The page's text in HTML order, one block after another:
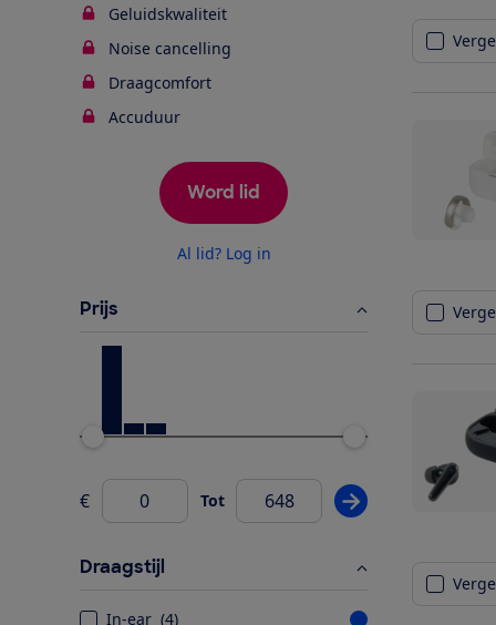
Geluidskwaliteit
Noise cancelling
Draagcomfort
Accuduur
Word lid
Al lid? Log in
Prijs
€
Van Tot Pas prijsfilter
Draagstijl
In-ear (4)